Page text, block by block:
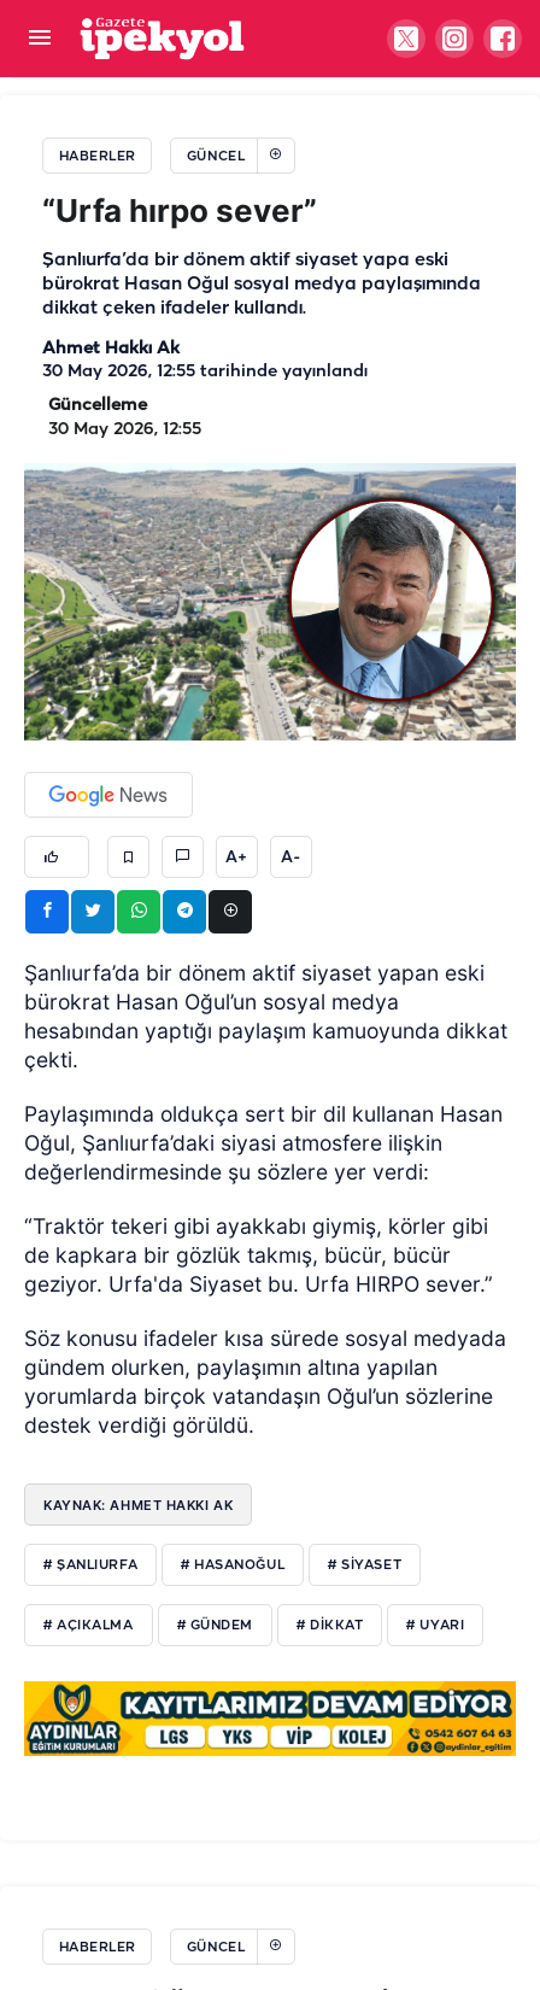
HABERLER GÜNCEL
“Urfa hırpo sever”
Şanlıurfa’da bir dönem aktif siyaset yapa eski
bürokrat Hasan Oğul sosyal medya paylaşımında
dikkat çeken ifadeler kullandı.
Ahmet Hakkı Ak
30 May 2026, 12:55 tarihinde yayınlandı
Güncelleme
30 May 2026, 12:55
A+ A-
Şanlıurfa’da bir dönem aktif siyaset yapan eski
bürokrat Hasan Oğul’un sosyal medya
hesabından yaptığı paylaşım kamuoyunda dikkat
çekti.
Paylaşımında oldukça sert bir dil kullanan Hasan
Oğul, Şanlıurfa’daki siyasi atmosfere ilişkin
değerlendirmesinde şu sözlere yer verdi:
“Traktör tekeri gibi ayakkabı giymiş, körler gibi
de kapkara bir gözlük takmış, bücür, bücür
geziyor. Urfa'da Siyaset bu. Urfa HIRPO sever.”
Söz konusu ifadeler kısa sürede sosyal medyada
gündem olurken, paylaşımın altına yapılan
yorumlarda birçok vatandaşın Oğul’un sözlerine
destek verdiği görüldü.
KAYNAK: AHMET HAKKI AK
# ŞANLIURFA # HASANOĞUL # SIYASET
# AÇIKALMA # GÜNDEM # DIKKAT # UYARI
HABERLER GÜNCEL
Bakan Gürlek'ten Demirtaş iddiasına dikkat